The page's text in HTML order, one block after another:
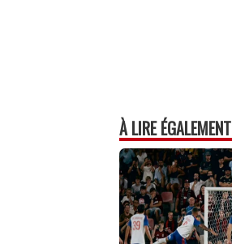
À LIRE ÉGALEMENT